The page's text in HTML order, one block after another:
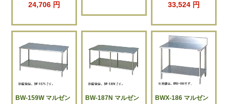
24,706 円 33,524 円
BW-159W マルゼン
BW-187N マルゼン
BWX-186 マルゼン